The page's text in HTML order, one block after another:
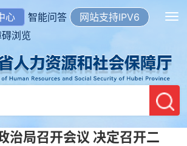
心 智能问答
网站支持IPV6
浏览
治局召开会议 决定召开二